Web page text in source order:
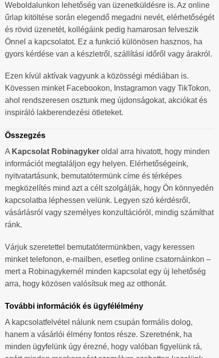
Weboldalunkon lehetőség van üzenetküldésre is. Az online
űrlap kitöltése során elegendő megadni nevét, elérhetőségét
és rövid üzenetét, kollégáink pedig hamarosan felveszik
Önnel a kapcsolatot. Ez a funkció különösen hasznos, ha
gyors kérdése van a készletről, szállítási időről vagy árakról.
Ezen kívül aktívak vagyunk a közösségi médiában is.
Kövessen minket Facebookon, Instagramon vagy TikTokon,
ahol rendszeresen osztunk meg újdonságokat, akciókat és
inspiráló lakberendezési ötleteket.
Összegzés
A Kapcsolat Robinagyker oldal arra hivatott, hogy minden
információt megtaláljon egy helyen. Elérhetőségeink,
nyitvatartásunk, bemutatótermünk címe és térképes
megközelítés mind azt a célt szolgálják, hogy Ön könnyedén
kapcsolatba léphessen velünk. Legyen szó kérdésről,
vásárlásról vagy személyes konzultációról, mindig számíthat
ránk.
Várjuk szeretettel bemutatótermünkben, vagy keressen
minket telefonon, e-mailben, esetleg online csatornáinkon –
mert a Robinagykernél minden kapcsolat egy új lehetőség
arra, hogy közösen valósítsuk meg az otthonát.
További információk és ügyfélélmény
A kapcsolatfelvétel nálunk nem csupán formális dolog,
hanem a vásárlói élmény fontos része. Szeretnénk, ha
minden ügyfelünk úgy érezné, hogy valóban figyelünk rá,